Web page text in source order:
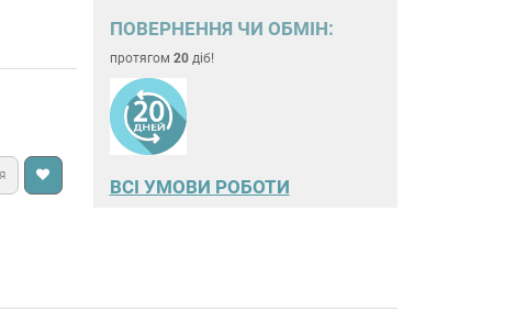
ПОВЕРНЕННЯ ЧИ ОБМІН:
протягом 20діб!
ВСІ УМОВИ РОБОТИ